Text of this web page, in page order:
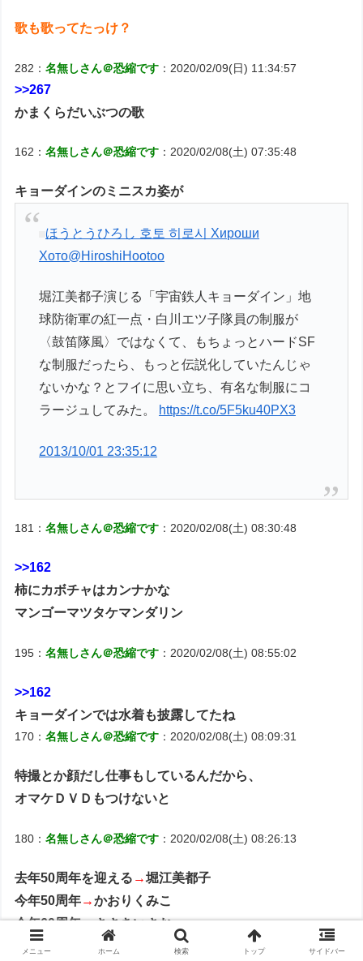
歌も歌ってたっけ？
282：名無しさん＠恐縮です ：2020/02/09(日) 11:34:57
>>267
かまくらだいぶつの歌
162：名無しさん＠恐縮です ：2020/02/08(土) 07:35:48
キョーダインのミニスカ姿が
ほうとうひろし 호토 히로시 Хироши
Хото@HiroshiHootoo
堀江美都子演じる「宇宙鉄人キョーダイン」地
球防衛軍の紅一点・白川エツ子隊員の制服が
〈鼓笛隊風〉ではなくて、もちょっとハードSF
な制服だったら、もっと伝説化していたんじゃ
ないかな？とフイに思い立ち、有名な制服にコ
ラージュしてみた。
https://t.co/5F5ku40PX3
2013/10/01 23:35:12
181：名無しさん＠恐縮です ：2020/02/08(土) 08:30:48
>>162
柿にカボチャはカンナかな
マンゴーマツタケマンダリン
195：名無しさん＠恐縮です ：2020/02/08(土) 08:55:02
>>162
キョーダインでは水着も披露してたね
170：名無しさん＠恐縮です ：2020/02/08(土) 08:09:31
特撮とか顔だし仕事もしているんだから、
オマケＤＶＤもつけないと
180：名無しさん＠恐縮です ：2020/02/08(土) 08:26:13
去年50周年を迎える →堀江美都子
今年50周年→かおりくみこ
今年60周年→ささきいさお
今年40周年
山野さと子
メニュー ホーム 検索 トップ サイドバー